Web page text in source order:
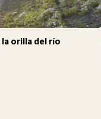
orilla del río